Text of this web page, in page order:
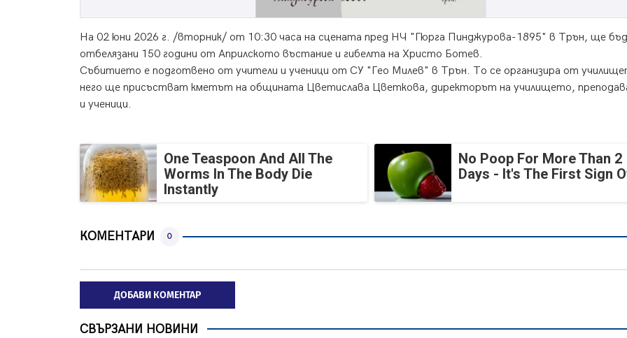
На 02 юни 2026 г. /вторник/ от 10:30 часа на сцената пред НЧ "Гюрга Пинджурова-1895" в Трън, ще
отбелязани 150 години от Априлското въстание и гибелта на Христо Ботев.
Събитието е подготвено от учители и ученици от СУ "Гео Милев" в Трън. То се организира от
него ще присъстват кметът на общината Цветислава Цветкова, директорът на училището,
и ученици.
One Teaspoon And All The
Worms In The Body Die
Instantly
No Poop For More Than 2
Days - It's The First Sign
КОМЕНТАРИ 0
ДОБАВИ КОМЕНТАР
СВЪРЗАНИ НОВИНИ